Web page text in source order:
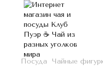
Посуда Чайные